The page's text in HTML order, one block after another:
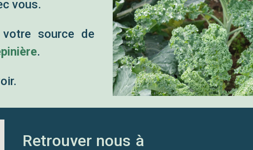
vous.
source de
.
Retrouver nous à